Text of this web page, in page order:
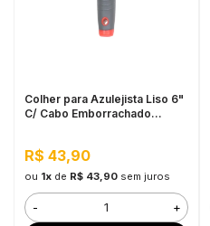
Colher para Azulejista Liso 6"
C/ Cabo Emborrachado
R$ 43,90
ou 1xde R$ 43,90 sem juros
- +